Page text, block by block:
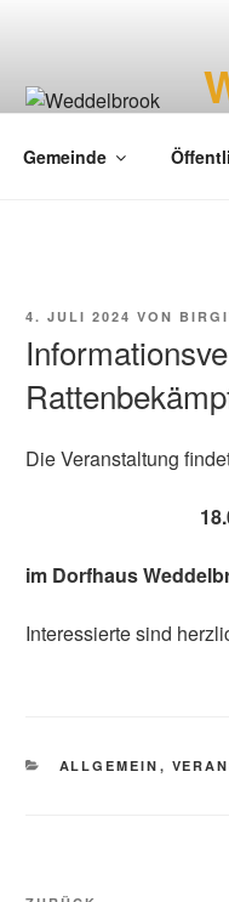
Gemeinde
4. JULI 2024 VON
Die Veranstaltung
im Dorfhaus
Interessierte sind
ALLGEMEIN ,